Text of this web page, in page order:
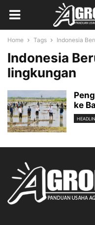
Home Tags Indonesia
Indonesia
lingkungan
ke